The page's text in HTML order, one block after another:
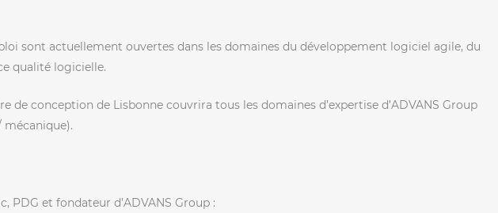
sont actuellement ouvertes dans les domaines du développement logiciel agile, du
qualité logicielle.
de conception de Lisbonne couvrira tous les domaines d’expertise d’ADVANS Group
PDG et fondateur d’ADVANS Group :